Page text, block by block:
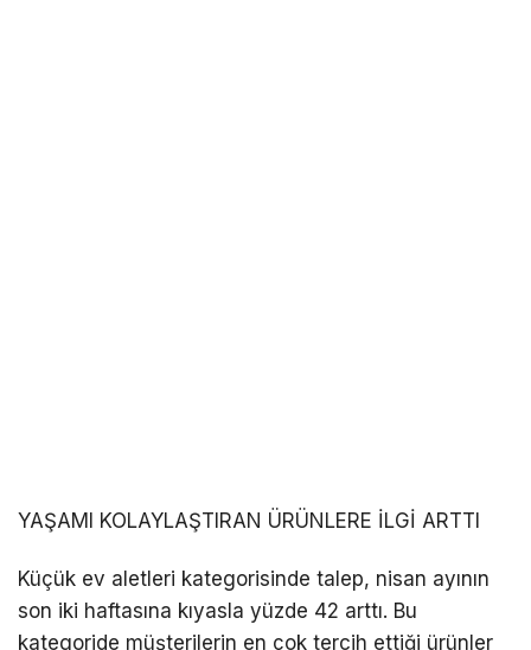
YAŞAMI KOLAYLAŞTIRAN ÜRÜNLERE İLGİ ARTTI
Küçük ev aletleri kategorisinde talep, nisan ayının
son iki haftasına kıyasla yüzde 42 arttı. Bu
kategoride müşterilerin en çok tercih ettiği ürünler